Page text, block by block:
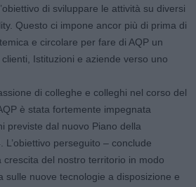
di sviluppare le attività su diversi
Questo ci impone ancor più di prima di
e circolare per fare di AQP un
Istituzioni e aziende verso uno
di colleghe e colleghi nel corso del
è stata fortemente impegnata
previste dal nuovo Piano della
L’obiettivo perseguito – conclude
del nostro territorio in modo
sulle nuove tecnologie a disposizione e